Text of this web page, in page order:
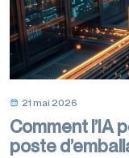
21 mai 2026
Comment l’IA
poste